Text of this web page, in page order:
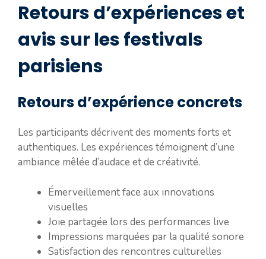
Retours d’expériences et
avis sur les festivals
parisiens
Retours d’expérience concrets
Les participants décrivent des moments forts et
authentiques. Les expériences témoignent d’une
ambiance mêlée d’audace et de créativité.
Émerveillement face aux innovations
visuelles
Joie partagée lors des performances live
Impressions marquées par la qualité sonore
Satisfaction des rencontres culturelles